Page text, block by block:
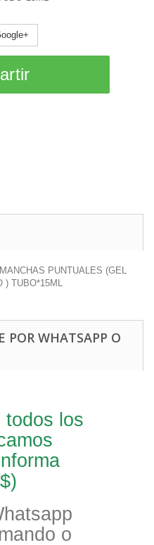
PUNTUALES (GEL
) TUBO*15ML
WHATSAPP O
todos los
o